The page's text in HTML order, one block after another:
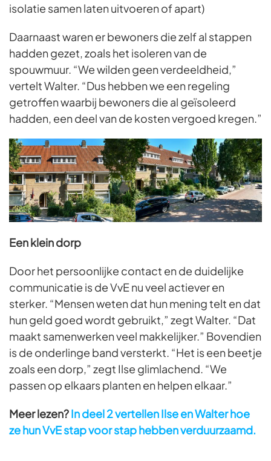
isolatie samen laten uitvoeren of apart)
Daarnaast waren er bewoners die zelf al stappen
hadden gezet, zoals het isoleren van de
spouwmuur. “We wilden geen verdeeldheid,”
vertelt Walter. “Dus hebben we een regeling
getroffen waarbij bewoners die al geïsoleerd
hadden, een deel van de kosten vergoed kregen.”
Een klein dorp
Door het persoonlijke contact en de duidelijke
communicatie is de VvE nu veel actiever en
sterker. “Mensen weten dat hun mening telt en dat
hun geld goed wordt gebruikt,” zegt Walter. “Dat
maakt samenwerken veel makkelijker.” Bovendien
is de onderlinge band versterkt. “Het is een beetje
zoals een dorp,” zegt Ilse glimlachend. “We
passen op elkaars planten en helpen elkaar.”
Meer lezen?In deel 2 vertellen Ilse en Walter hoe
ze hun VvE stap voor stap hebben verduurzaamd.